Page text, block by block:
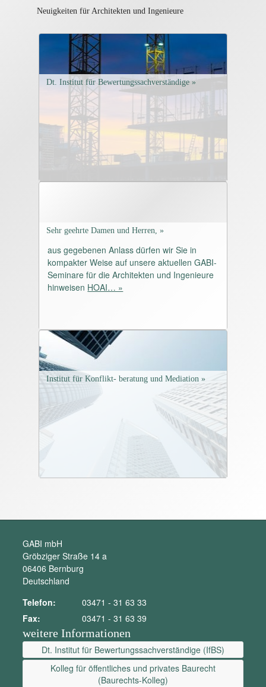
Neuigkeiten für Architekten und Ingenieure
Dt. Institut für Bewertungssachverständige »
Sehr geehrte Damen und Herren, »
aus gegebenen Anlass dürfen wir Sie in
kompakter Weise auf unsere aktuellen GABI-
Seminare für die Architekten und Ingenieure
hinweisen HOAI… »
Institut für Konflikt- beratung und Mediation »
GABI mbH
Gröbziger Straße 14 a
06406 Bernburg
Deutschland
Telefon:
03471 - 31 63 33
Fax:
03471 - 31 63 39
weitere Informationen
Dt. Institut für Bewertungssachverständige (IfBS)
Kolleg für öffentliches und privates Baurecht
(Baurechts-Kolleg)